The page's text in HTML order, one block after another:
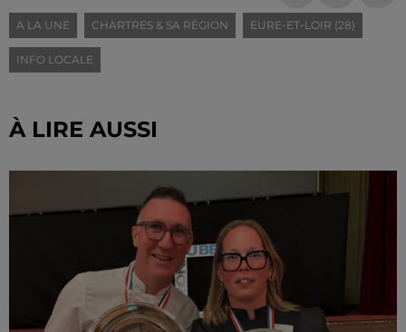
A LA UNE CHARTRES & SA RÉGION EURE-ET-LOIR (28)
INFO LOCALE
À LIRE AUSSI